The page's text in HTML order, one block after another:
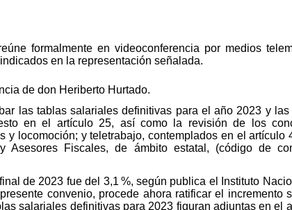
formalmente en videoconferencia por medios
en la representación señalada.
de don Heriberto Hurtado.
las tablas salariales definitivas para el año 2023 y las
en el artículo 25, así como la revisión de los
locomoción; y teletrabajo, contemplados en el artículo
Asesores Fiscales, de ámbito estatal, (código de
de 2023 fue del 3,1 %, según publica el Instituto
convenio, procede ahora ratificar el incremento
salariales definitivas para 2023 figuran adjuntas en el